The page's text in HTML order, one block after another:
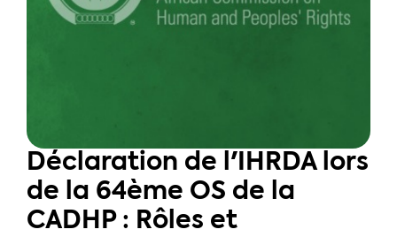
Déclaration de l'IHRDA lors
de la 64ème OS de la
CADHP : Rôles et